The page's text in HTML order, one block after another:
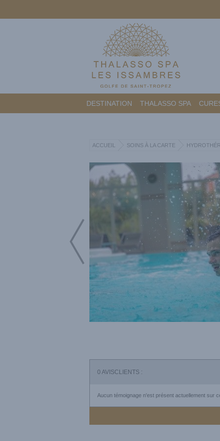
DESTINATION THALASSO SPA
ACCUEIL SOINS À LA CARTE
0 AVISCLIENTS :
Aucun témoignage n'est présent actuellement sur